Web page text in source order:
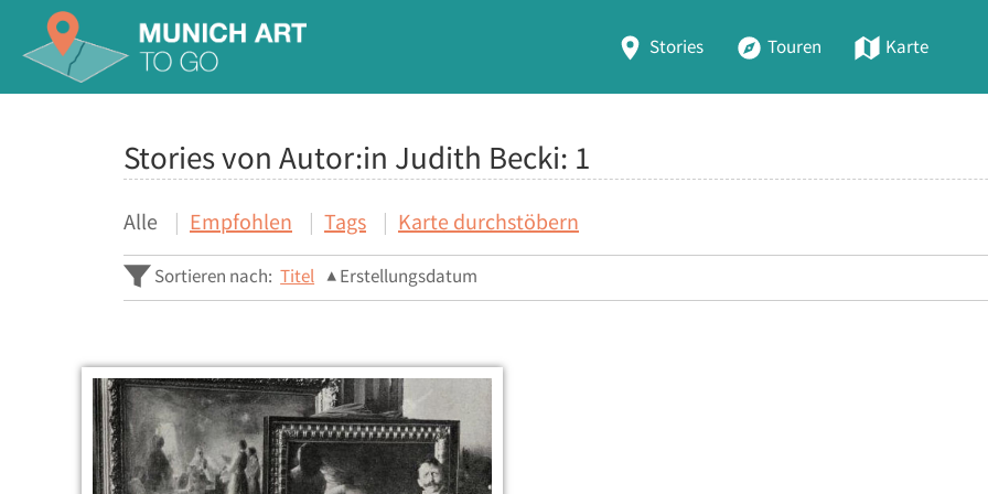
Stories Touren Karte
Stories von Autor:in Judith Becki: 1
Alle Empfohlen Tags Karte durchstöbern
Sortieren nach: Titel Erstellungsdatum